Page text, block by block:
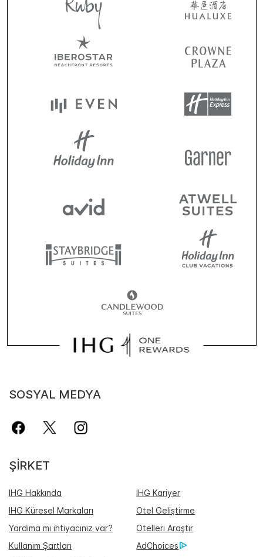
SOSYAL MEDYA
ŞIRKET
IHG Hakkında
IHG Kariyer
IHG Küresel Markaları
Otel Geliştirme
Yardıma mı ihtiyacınız var?
Otelleri Araştır
Kullanım Şartları
AdChoices